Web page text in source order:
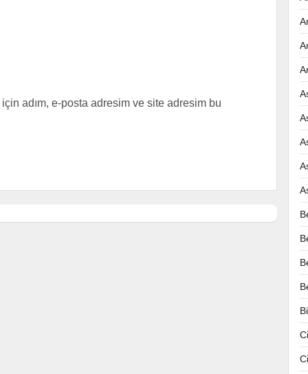
adım, e-posta adresim ve site adresim bu